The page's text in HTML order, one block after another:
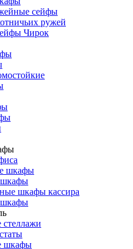
сейфы
ружей
Чирок
шкафы
шкафы
шкафы кассира
шкафы
шкафы